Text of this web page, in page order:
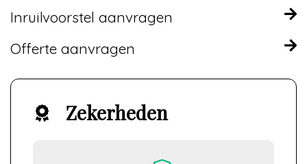
Inruilvoorstel aanvragen
Offerte aanvragen
Zekerheden